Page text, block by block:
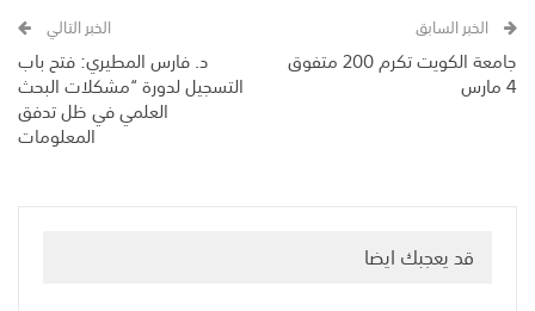
الخبر السابق
جامعة الكويت تكرم 200 متفوق
4 مارس
الخبر التالي
د. فارس المطيري: فتح باب
التسجيل لدورة “مشكلات البحث
العلمي في ظل تدفق
المعلومات
قد يعجبك ايضا